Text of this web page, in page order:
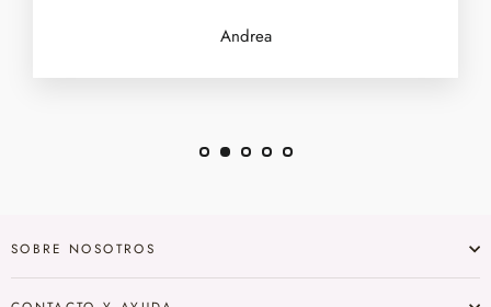
Andrea
SOBRE NOSOTROS